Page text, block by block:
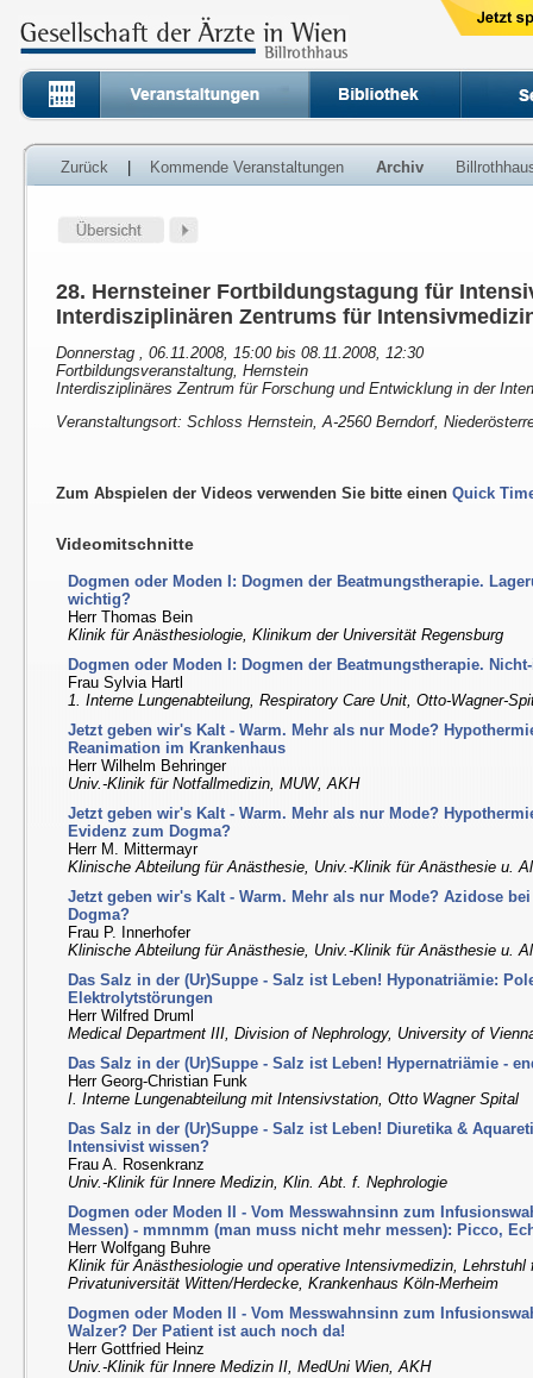
Zurück Kommende Veranstaltungen Archiv
28. Hernsteiner Fortbildungstagung für
Interdisziplinären Zentrums für
Donnerstag , 06.11.2008, 15:00 bis 08.11.2008, 12:30
Fortbildungsveranstaltung, Hernstein
Interdisziplinäres Zentrum für Forschung und Entwicklung in der
Veranstaltungsort: Schloss Hernstein, A-2560 Berndorf,
Zum Abspielen der Videos verwenden Sie bitte einenQuick
Videomitschnitte
Dogmen oder Moden I: Dogmen der Beatmungstherapie.
wichtig?
Herr Thomas Bein
Klinik für Anästhesiologie, Klinikum der Universität Regensburg
Dogmen oder Moden I: Dogmen der Beatmungstherapie.
Frau Sylvia Hartl
1. Interne Lungenabteilung, Respiratory Care Unit, Otto-Wagner-
Jetzt geben wir's Kalt - Warm. Mehr als nur Mode?
Reanimation im Krankenhaus
Herr Wilhelm Behringer
Univ.-Klinik für Notfallmedizin, MUW, AKH
Jetzt geben wir's Kalt - Warm. Mehr als nur Mode?
Evidenz zum Dogma?
Herr M. Mittermayr
Klinische Abteilung für Anästhesie, Univ.-Klinik für Anästhesie u.
Jetzt geben wir's Kalt - Warm. Mehr als nur Mode? Azidose
Dogma?
Frau P. Innerhofer
Klinische Abteilung für Anästhesie, Univ.-Klinik für Anästhesie u.
Das Salz in der (Ur)Suppe - Salz ist Leben! Hyponatriämie:
Elektrolytstörungen
Herr Wilfred Druml
Medical Department III, Division of Nephrology, University of
Das Salz in der (Ur)Suppe - Salz ist Leben! Hypernatriämie -
Herr Georg-Christian Funk
I. Interne Lungenabteilung mit Intensivstation, Otto Wagner Spital
Das Salz in der (Ur)Suppe - Salz ist Leben! Diuretika &
Intensivist wissen?
Frau A. Rosenkranz
Univ.-Klinik für Innere Medizin, Klin. Abt. f. Nephrologie
Dogmen oder Moden II - Vom Messwahnsinn zum
Messen) - mmnmm (man muss nicht mehr messen): Picco,
Herr Wolfgang Buhre
Klinik für Anästhesiologie und operative Intensivmedizin,
Privatuniversität Witten/Herdecke, Krankenhaus Köln-Merheim
Dogmen oder Moden II - Vom Messwahnsinn zum
Walzer? Der Patient ist auch noch da!
Herr Gottfried Heinz
Univ.-Klinik für Innere Medizin II, MedUni Wien, AKH